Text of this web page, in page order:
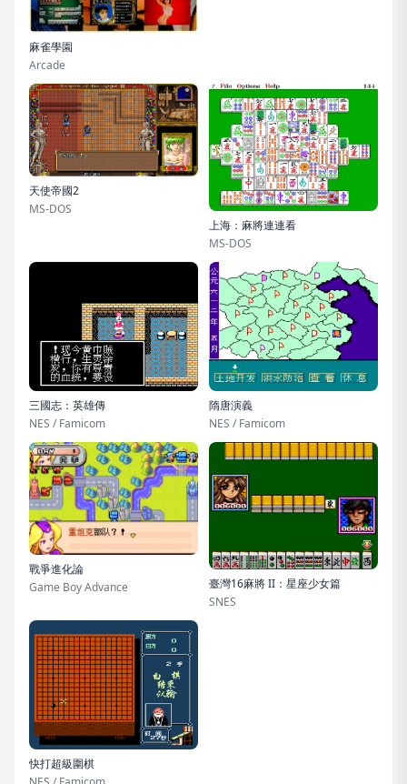
麻雀學園
Arcade
天使帝國2
MS-DOS
上海：麻將連連看
MS-DOS
三國志：英雄傳
NES / Famicom
隋唐演義
NES / Famicom
戰爭進化論
Game Boy Advance
臺灣16麻將 II：星座少女篇
SNES
快打超級圍棋